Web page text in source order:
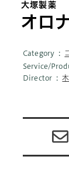
大塚製薬
オロ
Category
Service/
Director